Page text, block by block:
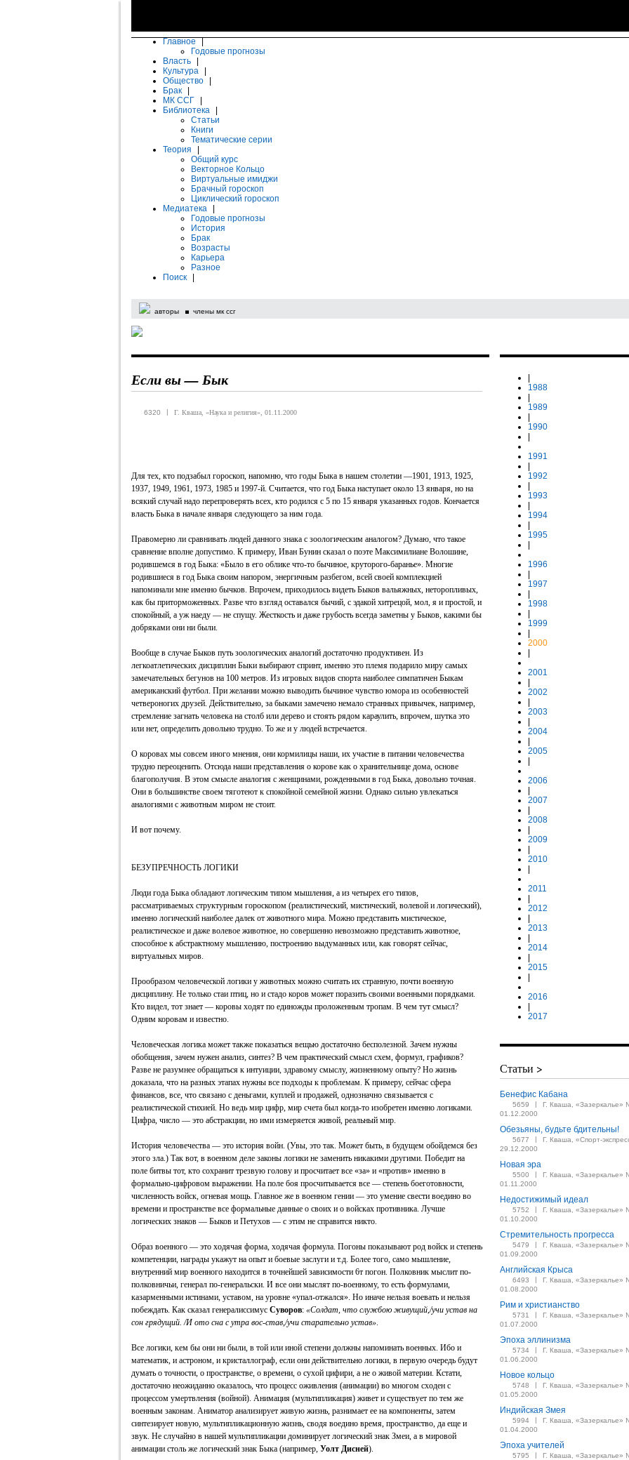
Главное
Годовые прогнозы
Власть
Культура
Общество
Брак
МК ССГ
Библиотека
Статьи
Книги
Тематические серии
Теория
Общий курс
Векторное Кольцо
Виртуальные имиджи
Брачный гороскоп
Циклический гороскоп
Медиатека
Годовые прогнозы
История
Брак
Возрасты
Карьера
Разное
Поиск
авторы члены мк ссг
Если вы — Бык
6320 | Г. Кваша, «Наука и религия», 01.11.2000
Для тех, кто подзабыл гороскоп, напомню, что годы Быка в нашем столетии —1901, 1913, 1925,
1937, 1949, 1961, 1973, 1985 и 1997-й. Считается, что год Быка наступает около 13 января, но на
всякий случай надо перепроверять всех, кто родился с 5 по 15 января указанных годов. Кончается
власть Быка в начале января следующего за ним года.
Правомерно ли сравнивать людей данного знака с зоологическим аналогом? Думаю, что такое
сравнение вполне допустимо. К примеру, Иван Бунин сказал о поэте Максимилиане Волошине,
родившемся в год Быка: «Было в его облике что-то бычиное, круторого-баранье». Многие
родившиеся в год Быка своим напором, энергичным разбегом, всей своей комплекцией
напоминали мне именно бычков. Впрочем, приходилось видеть Быков вальяжных, неторопливых,
как бы приторможенных. Разве что взгляд оставался бычий, с эдакой хитрецой, мол, я и простой, и
спокойный, а уж наеду — не спущу. Жесткость и даже грубость всегда заметны у Быков, какими бы
добряками они ни были.
Вообще в случае Быков путь зоологических аналогий достаточно продуктивен. Из
легкоатлетических дисциплин Быки выбирают спринт, именно это племя подарило миру самых
замечательных бегунов на 100 метров. Из игровых видов спорта наиболее симпатичен Быкам
американский футбол. При желании можно выводить бычиное чувство юмора из особенностей
четвероногих друзей. Действительно, за быками замечено немало странных привычек, например,
стремление загнать человека на столб или дерево и стоять рядом караулить, впрочем, шутка это
или нет, определить довольно трудно. То же и у людей встречается.
О коровах мы совсем иного мнения, они кормилицы наши, их участие в питании человечества
трудно переоценить. Отсюда наши представления о корове как о хранительнице дома, основе
благополучия. В этом смысле аналогия с женщинами, рожденными в год Быка, довольно точная.
Они в большинстве своем тяготеют к спокойной семейной жизни. Однако сильно увлекаться
аналогиями с животным миром не стоит.
И вот почему.
БЕЗУПРЕЧНОСТЬ ЛОГИКИ
Люди года Быка обладают логическим типом мышления, а из четырех его типов,
рассматриваемых структурным гороскопом (реалистический, мистический, волевой и логический),
именно логический наиболее далек от животного мира. Можно представить мистическое,
реалистическое и даже волевое животное, но совершенно невозможно представить животное,
способное к абстрактному мышлению, построению выдуманных или, как говорят сейчас,
виртуальных миров.
Прообразом человеческой логики у животных можно считать их странную, почти военную
дисциплину. Не только стаи птиц, но и стадо коров может поразить своими военными порядками.
Кто видел, тот знает — коровы ходят по единожды проложенным тропам. В чем тут смысл?
Одним коровам и известно.
Человеческая логика может также показаться вещью достаточно бесполезной. Зачем нужны
обобщения, зачем нужен анализ, синтез? В чем практический смысл схем, формул, графиков?
Разве не разумнее обращаться к интуиции, здравому смыслу, жизненному опыту? Но жизнь
доказала, что на разных этапах нужны все подходы к проблемам. К примеру, сейчас сфера
финансов, все, что связано с деньгами, куплей и продажей, однозначно связывается с
реалистической стихией. Но ведь мир цифр, мир счета был когда-то изобретен именно логиками.
Цифра, число — это абстракции, но ими измеряется живой, реальный мир.
История человечества — это история войн. (Увы, это так. Может быть, в будущем обойдемся без
этого зла.) Так вот, в военном деле законы логики не заменить никакими другими. Победит на
поле битвы тот, кто сохранит трезвую голову и просчитает все «за» и «против» именно в
формально-цифровом выражении. На поле боя просчитывается все — степень боеготовности,
численность войск, огневая мощь. Главное же в военном гении — это умение свести воедино во
времени и пространстве все формальные данные о своих и о войсках противника. Лучше
логических знаков — Быков и Петухов — с этим не справится никто.
Образ военного — это ходячая форма, ходячая формула. Погоны показывают род войск и степень
компетенции, награды укажут на опыт и боевые заслуги и т.д. Более того, само мышление,
внутренний мир военного находится в точнейшей зависимости 6т погон. Полковник мыслит по-
полковничьи, генерал по-генеральски. И все они мыслят по-военному, то есть формулами,
казарменными истинами, уставом, на уровне «упал-отжался». Но иначе нельзя воевать и нельзя
побеждать. Как сказал генералиссимус Суворов: «Солдат, что службою живущий,/учи устав на
сон грядущий. /И ото сна с утра вос-став,/учи старательно устав».
Все логики, кем бы они ни были, в той или иной степени должны напоминать военных. Ибо и
математик, и астроном, и кристаллограф, если они действительно логики, в первую очередь будут
думать о точности, о пространстве, о времени, о сухой цифири, а не о живой материи. Кстати,
достаточно неожиданно оказалось, что процесс оживления (анимации) во многом сходен с
процессом умертвления (войной). Анимация (мультипликация) живет и существует по тем же
военным законам. Аниматор анализирует живую жизнь, разнимает ее на компоненты, затем
синтезирует новую, мультипликационную жизнь, сводя воедино время, пространство, да еще и
звук. Не случайно в нашей мультипликации доминирует логический знак Змеи, а в мировой
анимации столь же логический знак Быка (например, Уолт Дисней).
1988
1989
1990
1991
1992
1993
1994
1995
1996
1997
1998
1999
2000
2001
2002
2003
2004
2005
2006
2007
2008
2009
2010
2011
2012
2013
2014
2015
2016
2017
Статьи >
Бенефис Кабана
5659 |
Г. Кваша, «Зазеркалье»
01.12.2000
Обезьяны, будьте бдительны!
5677 |
Г. Кваша, «Спорт-
29.12.2000
Новая эра
5500 |
Г. Кваша, «Зазеркалье»
01.11.2000
Недостижимый идеал
5752 |
Г. Кваша, «Зазеркалье»
01.10.2000
Стремительность прогресса
5479 |
Г. Кваша, «Зазеркалье»
01.09.2000
Английская Крыса
6493 |
Г. Кваша, «Зазеркалье»
01.08.2000
Рим и христианство
5731 |
Г. Кваша, «Зазеркалье»
01.07.2000
Эпоха эллинизма
5734 |
Г. Кваша, «Зазеркалье»
01.06.2000
Новое кольцо
5748 |
Г. Кваша, «Зазеркалье»
01.05.2000
Индийская Змея
5994 |
Г. Кваша, «Зазеркалье»
01.04.2000
Эпоха учителей
5795 |
Г. Кваша, «Зазеркалье»